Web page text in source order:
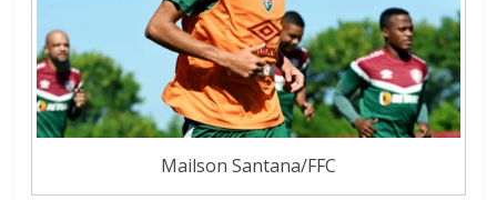
Mailson Santana/FFC